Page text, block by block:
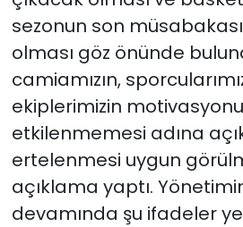
sezonun son
olması göz önünde
camiamızın,
ekiplerimizin
etkilenmemesi adına
ertelenmesi uygun
açıklama yaptı.
devamında şu ifadeler